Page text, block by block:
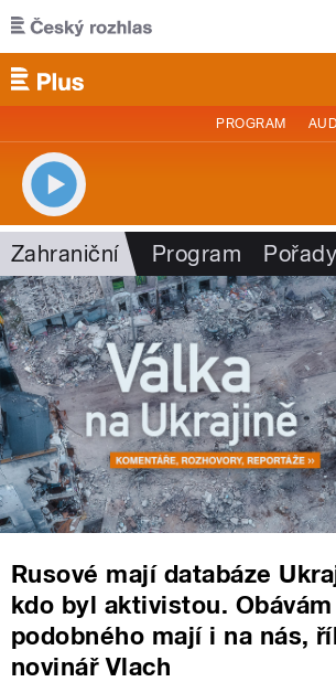
Přejít k hlavnímu obsahu
PROGRAM
Zahraniční Program Pořady
Rusové mají databáze
kdo byl aktivistou.
podobného mají i na nás,
novinář Vlach